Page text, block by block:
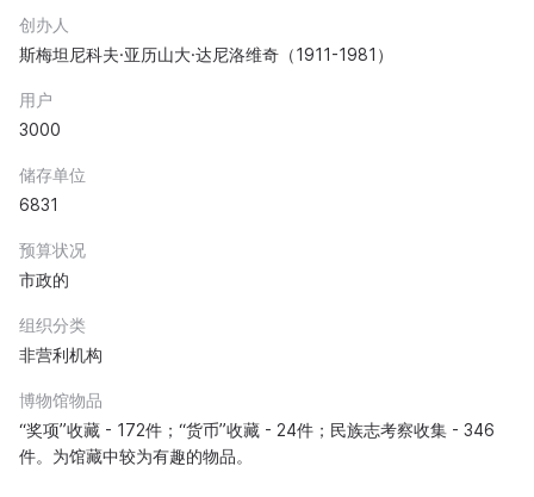
创办人
斯梅坦尼科夫·亚历山大·达尼洛维奇（1911-1981）
用户
3000
储存单位
6831
预算状况
市政的
组织分类
非营利机构
博物馆物品
“奖项”收藏 - 172件；“货币”收藏 - 24件；民族志考察收集 - 346
件。为馆藏中较为有趣的物品。